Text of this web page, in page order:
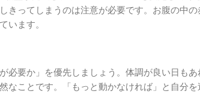
きってしまうのは注意が必要です。お腹の中
います。
必要か」を優先しましょう。体調が良い日もあ
なことです。「もっと動かなければ」と自分